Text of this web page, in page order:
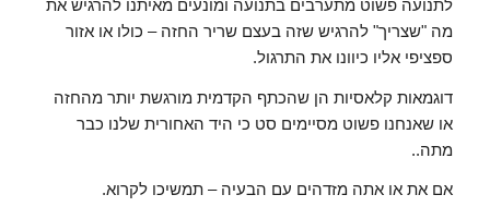
לתנועה פשוט מתערבים בתנועה ומונעים מאיתנו להרגיש את
מה "שצריך" להרגיש שזה בעצם שריר החזה – כולו או אזור
ספציפי אליו כיוונו את התרגול.
דוגמאות קלאסיות הן שהכתף הקדמית מורגשת יותר מהחזה
או שאנחנו פשוט מסיימים סט כי היד האחורית שלנו כבר
מתה..
אם את או אתה מזדהים עם הבעיה – תמשיכו לקרוא.